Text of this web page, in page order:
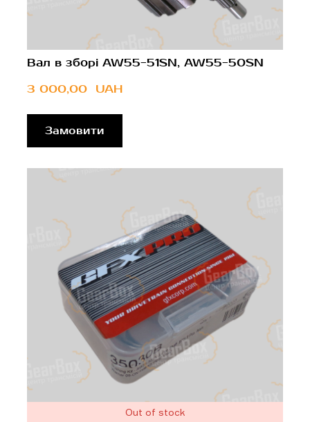
Вал в зборі AW55-51SN, AW55-50SN
3 000,00  UAH
Замовити
Out of stock